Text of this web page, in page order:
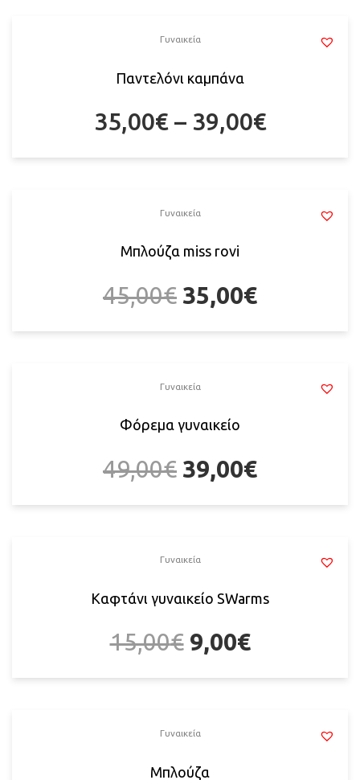
Γυναικεία
Παντελόνι καμπάνα
35,00€– 39,00€
Γυναικεία
Μπλούζα miss rovi
45,00€ 35,00€
Γυναικεία
Φόρεμα γυναικείο
49,00€ 39,00€
Γυναικεία
Καφτάνι γυναικείο SWarms
15,00€ 9,00€
Γυναικεία
Μπλούζα